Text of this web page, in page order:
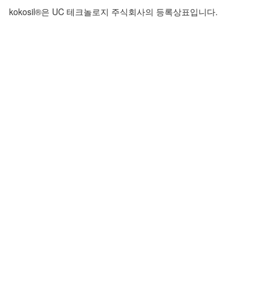
kokosil®은 UC 테크놀로지 주식회사의 등록상표입니다.